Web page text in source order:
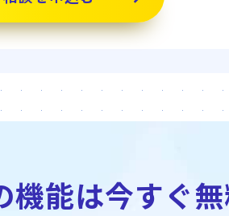
機能は今すぐ